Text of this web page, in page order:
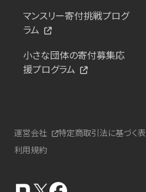
マンスリー寄付挑戦プログ
ラム
小さな団体の寄付募集応
援プログラム
運営会社 特定商取引法に基づく
利用規約